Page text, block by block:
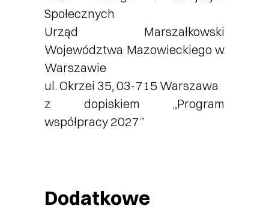
Społecznych
Urząd Marszałkowski
Województwa Mazowieckiego w
Warszawie
ul. Okrzei 35, 03-715 Warszawa
z dopiskiem „Program
współpracy 2027”
Dodatkowe